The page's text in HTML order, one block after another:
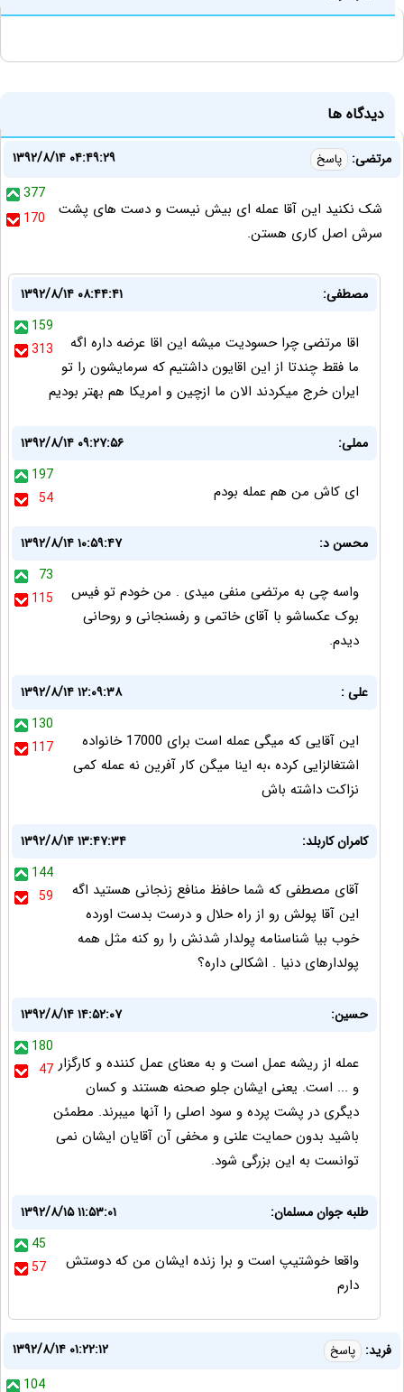
دیدگاه ها
مرتضی: پاسخ
۱۳۹۲/۸/۱۴ ۰۴:۴۹:۲۹
377
170
شک نکنید این آقا عمله ای بیش نیست و دست های پشت
سرش اصل کاری هستن.
مصطفی:
۱۳۹۲/۸/۱۴ ۰۸:۴۴:۴۱
159
313
اقا مرتضی چرا حسودیت میشه این اقا عرضه داره اگه
ما فقط چندتا از این اقایون داشتیم که سرمایشون را تو
ایران خرج میکردند الان ما ازچین و امریکا هم بهتر بودیم
مملی:
۱۳۹۲/۸/۱۴ ۰۹:۲۷:۵۶
197
54
ای کاش من هم عمله بودم
محسن د:
۱۳۹۲/۸/۱۴ ۱۰:۵۹:۴۷
73
115
واسه چی به مرتضی منفی میدی . من خودم تو فیس
بوک عکساشو با آقای خاتمی و رفسنجانی و روحانی
دیدم.
علی :
۱۳۹۲/۸/۱۴ ۱۲:۰۹:۳۸
130
117
این آقایی که میگی عمله است برای 17000 خانواده
اشتغالزایی کرده ،به اینا میگن کار آفرین نه عمله کمی
نزاکت داشته باش
کامران کاربلد:
۱۳۹۲/۸/۱۴ ۱۳:۴۷:۳۴
144
59
آقای مصطفی که شما حافظ منافع زنجانی هستید اگه
این آقا پولش رو از راه حلال و درست بدست اورده
خوب بیا شناسنامه پولدار شدنش را رو کنه مثل همه
پولدارهای دنیا . اشکالی داره؟
حسین:
۱۳۹۲/۸/۱۴ ۱۴:۵۲:۰۷
180
47 عمله از ریشه عمل است و به معنای عمل کننده و کارگزار
و ... است. یعنی ایشان جلو صحنه هستند و کسان
دیگری در پشت پرده و سود اصلی را آنها میبرند. مطمئن
باشید بدون حمایت علنی و مخفی آن آقایان ایشان نمی
توانست به این بزرگی شود.
طلبه جوان مسلمان:
۱۳۹۲/۸/۱۵ ۱۱:۵۳:۰۱
45
57
واقعا خوشتیپ است و برا زنده ایشان من که دوستش
دارم
فرید: پاسخ
۱۳۹۲/۸/۱۴ ۰۱:۲۲:۱۲
104